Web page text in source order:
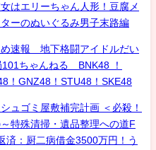
はエリーちゃん人形！豆腐メ
ーのぬいぐるみ男子末路編
速報 地下格闘アイドルだい
ちゃんねる BNK48 ！
！GNZ48！STU48！SKE48
ュゴミ屋敷補完計画 ＜必殺！
特殊清掃・遺品整理への道F
済：厨二病借金3500万円！う